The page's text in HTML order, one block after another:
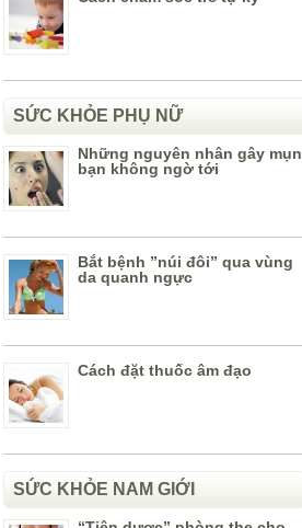
SỨC KHỎE PHỤ NỮ
Những nguyên nhân gây mụn
bạn không ngờ tới
Bắt bệnh ”núi đôi” qua vùng
da quanh ngực
Cách đặt thuốc âm đạo
SỨC KHỎE NAM GIỚI